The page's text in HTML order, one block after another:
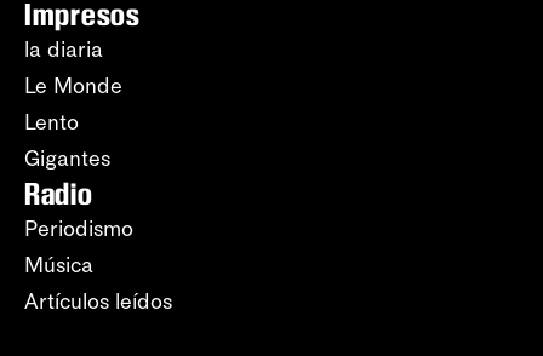
Impresos
la diaria
Le Monde
Lento
Gigantes
Radio
Periodismo
Música
Artículos leídos